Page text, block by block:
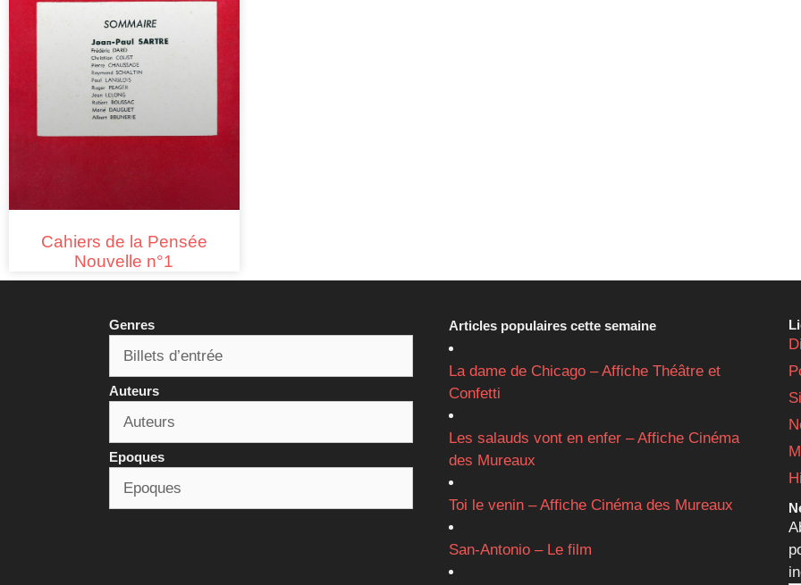
Cahiers de la Pensée
Nouvelle n°1
Genres
Auteurs
Epoques
Articles populaires cette semaine
La dame de Chicago – Affiche Théâtre et
Confetti
Les salauds vont en enfer – Affiche Cinéma
des Mureaux
Toi le venin – Affiche Cinéma des Mureaux
San-Antonio – Le film